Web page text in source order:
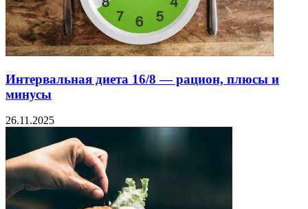
Интервальная диета 16/8 — рацион, плюсы и
минусы
26.11.2025